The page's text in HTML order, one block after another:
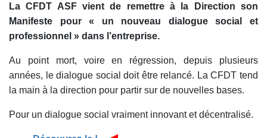
La CFDT ASF vient de remettre à la Direction son
Manifeste pour « un nouveau dialogue social et
professionnel » dans l’entreprise.
Au point mort, voire en régression, depuis plusieurs
années, le dialogue social doit être relancé. La CFDT tend
la main à la direction pour partir sur de nouvelles bases.
Pour un dialogue social vraiment innovant et décentralisé.